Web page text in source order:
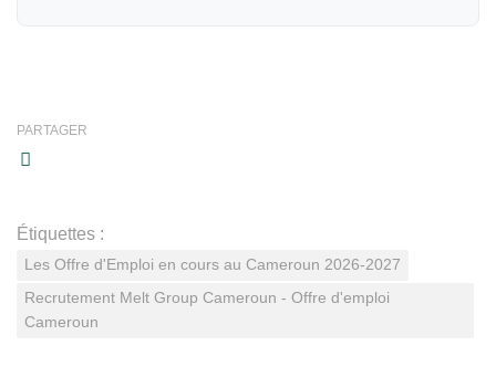
PARTAGER
Étiquettes :
Les Offre d'Emploi en cours au Cameroun 2026-2027
Recrutement Melt Group Cameroun - Offre d'emploi
Cameroun